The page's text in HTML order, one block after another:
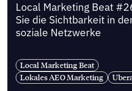
Local Marketing Beat
Sie die Sichtbarkeit in
soziale Netzwerke
Local Marketing Beat
Lokales AEO Marketing